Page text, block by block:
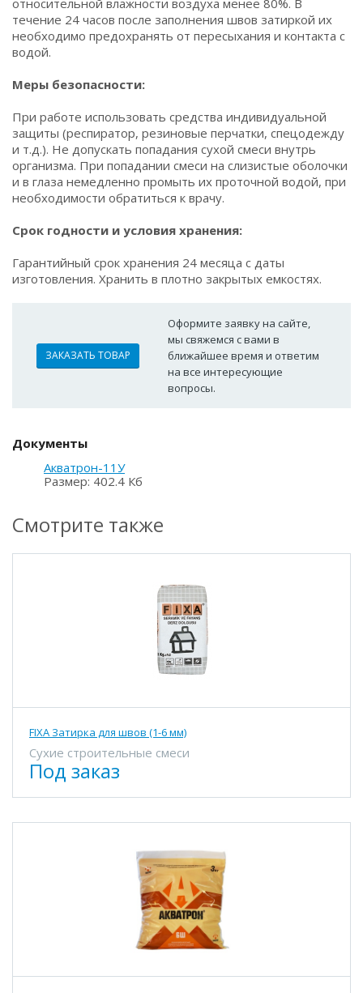
относительной влажности воздуха менее 80%. В
течение 24 часов после заполнения швов затиркой их
необходимо предохранять от пересыхания и контакта с
водой.
Меры безопасности:
При работе использовать средства индивидуальной
защиты (респиратор, резиновые перчатки, спецодежду
и т.д.). Не допускать попадания сухой смеси внутрь
организма. При попадании смеси на слизистые оболочки
и в глаза немедленно промыть их проточной водой, при
необходимости обратиться к врачу.
Срок годности и условия хранения:
Гарантийный срок хранения 24 месяца с даты
изготовления. Хранить в плотно закрытых емкостях.
ЗАКАЗАТЬ ТОВАР
Оформите заявку на сайте,
мы свяжемся с вами в
ближайшее время и ответим
на все интересующие
вопросы.
Документы
Акватрон-11У
Размер: 402.4 Кб
Смотрите также
FIXA Затирка для швов (1-6 мм)
Сухие строительные смеси
Под заказ